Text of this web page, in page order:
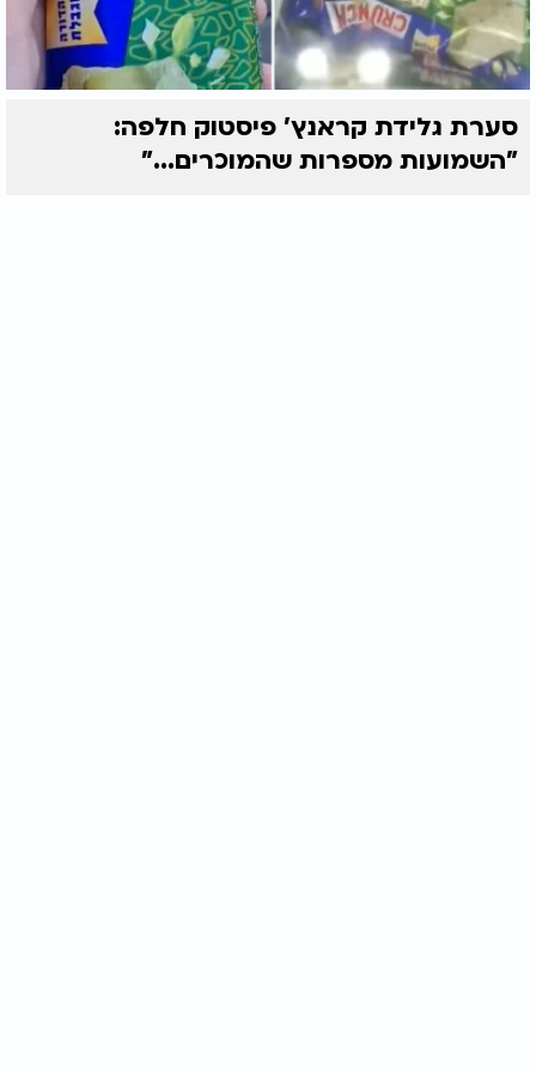
סערת גלידת קראנץ' פיסטוק חלפה:
"השמועות מספרות שהמוכרים..."